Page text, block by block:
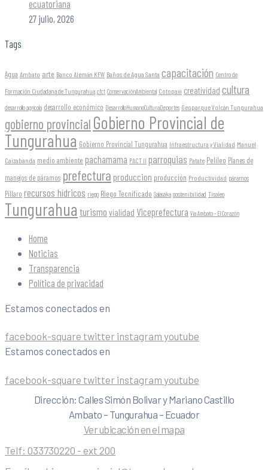
ecuatoriana
27 julio, 2026
Tags
Agua Ambato arte Banco Alemán KFW Baños de Agua Santa capacitación Centro de
Formación Ciudadana de Tungurahua cfct ConservaciónAmbiental Cotopaxi creatividad cultura
desarrollo agrícola desarrollo económico DesarrolloHumanoCulturaDeportes Geoparque Volcán Tungurahua
gobierno provincial Gobierno Provincial de
Tungurahua Gobierno Provincial Tungurahua Infraestructura y Vialidad Manuel
Caizabanda medio ambiente pachamama PACT II parroquias Patate Pelileo Planes de
manejos de páramos prefectura produccion producción Productividad páramos
Píllaro recursos hídricos riego Riego Tecnificado Salasaka sostenibilidad Tisaleo
Tungurahua turismo vialidad Viceprefectura Vía Ambato - El Corazón
Home
Noticias
Transparencia
Política de privacidad
Estamos conectados en
facebook-square twitter instagram youtube
Estamos conectados en
facebook-square twitter instagram youtube
Dirección: Calles Simón Bolivar y Mariano Castillo
Ambato – Tungurahua – Ecuador
Ver ubicación en el mapa
Telf: 033730220 - ext 200